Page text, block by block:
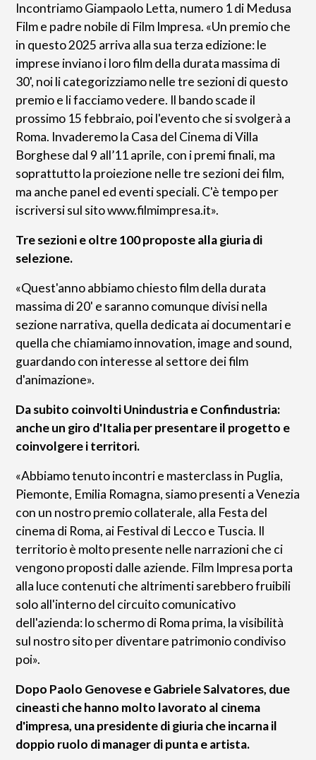
Incontriamo Giampaolo Letta, numero 1 di Medusa
Film e padre nobile di Film Impresa. «Un premio che
in questo 2025 arriva alla sua terza edizione: le
imprese inviano i loro film della durata massima di
30', noi li categorizziamo nelle tre sezioni di questo
premio e li facciamo vedere. Il bando scade il
prossimo 15 febbraio, poi l'evento che si svolgerà a
Roma. Invaderemo la Casa del Cinema di Villa
Borghese dal 9 all’11 aprile, con i premi finali, ma
soprattutto la proiezione nelle tre sezioni dei film,
ma anche panel ed eventi speciali. C'è tempo per
iscriversi sul sito www.filmimpresa.it».
Tre sezioni e oltre 100 proposte alla giuria di
selezione.
«Quest'anno abbiamo chiesto film della durata
massima di 20' e saranno comunque divisi nella
sezione narrativa, quella dedicata ai documentari e
quella che chiamiamo innovation, image and sound,
guardando con interesse al settore dei film
d'animazione».
Da subito coinvolti Unindustria e Confindustria:
anche un giro d'Italia per presentare il progetto e
coinvolgere i territori.
«Abbiamo tenuto incontri e masterclass in Puglia,
Piemonte, Emilia Romagna, siamo presenti a Venezia
con un nostro premio collaterale, alla Festa del
cinema di Roma, ai Festival di Lecco e Tuscia. Il
territorio è molto presente nelle narrazioni che ci
vengono proposti dalle aziende. Film Impresa porta
alla luce contenuti che altrimenti sarebbero fruibili
solo all'interno del circuito comunicativo
dell'azienda: lo schermo di Roma prima, la visibilità
sul nostro sito per diventare patrimonio condiviso
poi».
Dopo Paolo Genovese e Gabriele Salvatores, due
cineasti che hanno molto lavorato al cinema
d'impresa, una presidente di giuria che incarna il
doppio ruolo di manager di punta e artista.